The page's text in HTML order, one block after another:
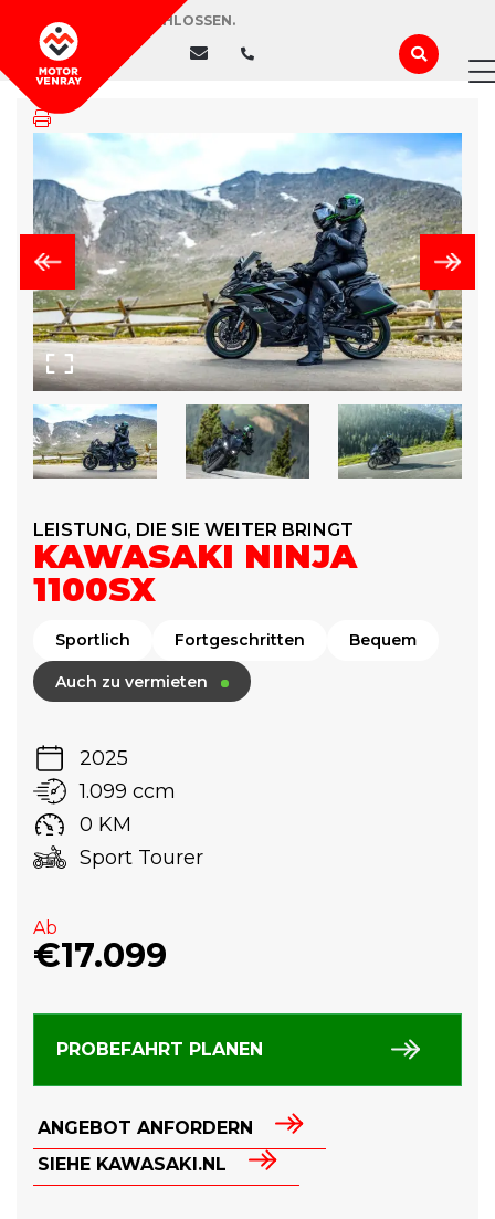
WIR HABEN GESCHLOSSEN.
LEISTUNG, DIE SIE WEITER BRINGT
KAWASAKI NINJA
1100SX
Sportlich Fortgeschritten Bequem
Auch zu vermieten
2025
1.099 ccm
0 KM
Sport Tourer
Ab
€17.099
PROBEFAHRT PLANEN
ANGEBOT ANFORDERN
SIEHE KAWASAKI.NL